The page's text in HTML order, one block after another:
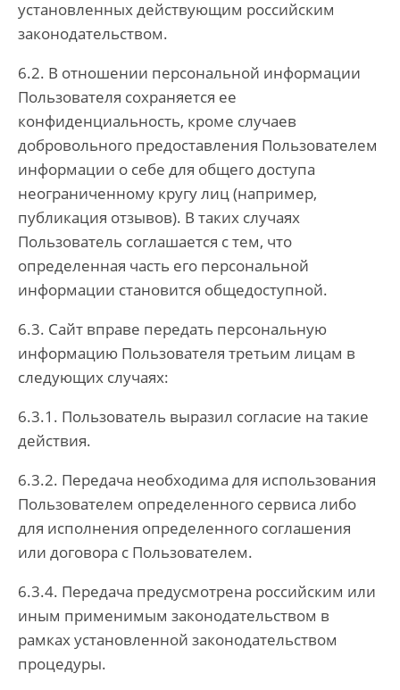
установленных действующим российским
законодательством.
6.2. В отношении персональной информации
Пользователя сохраняется ее
конфиденциальность, кроме случаев
добровольного предоставления Пользователем
информации о себе для общего доступа
неограниченному кругу лиц (например,
публикация отзывов). В таких случаях
Пользователь соглашается с тем, что
определенная часть его персональной
информации становится общедоступной.
6.3. Сайт вправе передать персональную
информацию Пользователя третьим лицам в
следующих случаях:
6.3.1. Пользователь выразил согласие на такие
действия.
6.3.2. Передача необходима для использования
Пользователем определенного сервиса либо
для исполнения определенного соглашения
или договора с Пользователем.
6.3.4. Передача предусмотрена российским или
иным применимым законодательством в
рамках установленной законодательством
процедуры.